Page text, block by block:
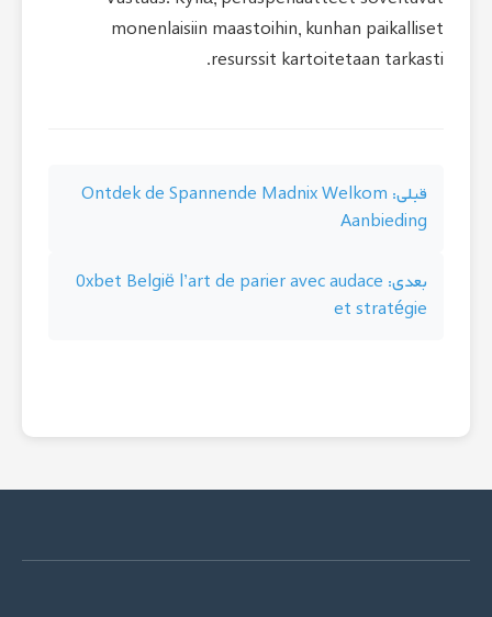
monenlaisiin maastoihin,
resurssit
Ontdek de Spannende
0xbet België l’art de parier